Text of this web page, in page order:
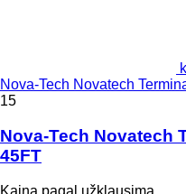
Nova-Tech Novatech
15
Nova-Tech Novatech
45FT
Kaina pagal užklausimą